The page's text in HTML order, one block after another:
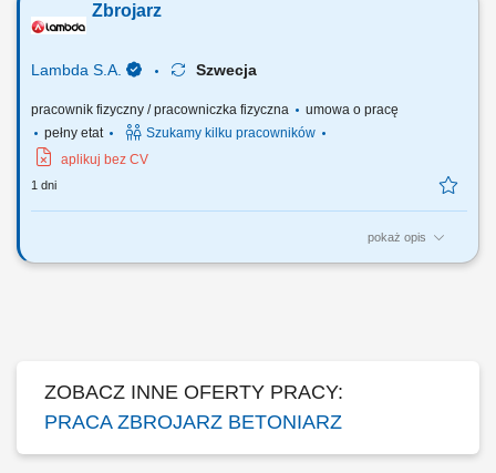
budowlanych praca w brygadzie, praca zespołowa;
Zbrojarz
Lambda S.A. Szwecja
pracownik fizyczny / pracowniczka fizyczna
umowa o pracę
pełny etat
Szukamy kilku pracowników
aplikuj bez CV
1 dni
pokaż opis
Twój zakres obowiązków: Wykonywanie konstrukcji stalowych,
ZOBACZ INNE OFERTY PRACY:
PRACA ZBROJARZ BETONIARZ